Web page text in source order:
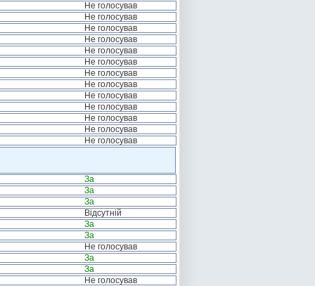
Не голосував
Не голосував
Не голосував
Не голосував
Не голосував
Не голосував
Не голосував
Не голосував
Не голосував
Не голосував
Не голосував
Не голосував
Не голосував
За
За
За
Відсутній
За
За
Не голосував
За
За
Не голосував